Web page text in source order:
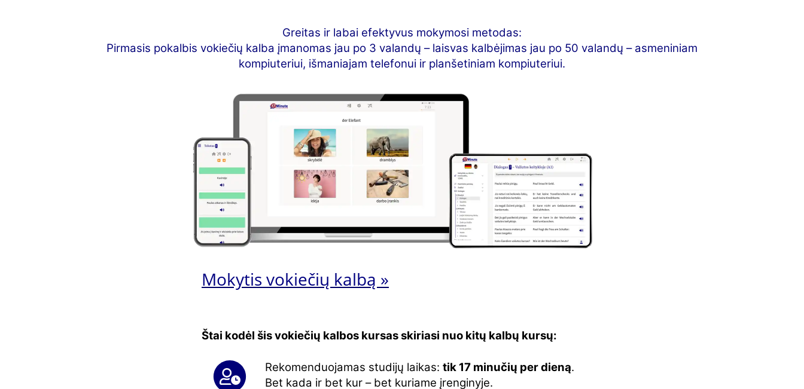
Greitas ir labai efektyvus mokymosi metodas:
Pirmasis pokalbis vokiečių kalba įmanomas jau po 3 valandų – laisvas kalbėjimas jau po 50 valandų – asmeniniam
kompiuteriui, išmaniajam telefonui ir planšetiniam kompiuteriui.
Mokytis vokiečių kalbą »
Štai kodėl šis vokiečių kalbos kursas skiriasi nuo kitų kalbų kursų:
Rekomenduojamas studijų laikas: tik 17 minučių per dieną.
Bet kada ir bet kur – bet kuriame įrenginyje.